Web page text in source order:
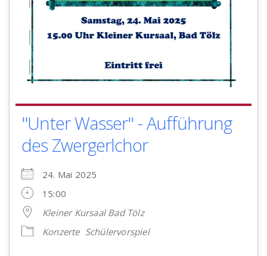
"Unter Wasser" - Aufführung
des Zwergerlchor
24. Mai 2025
15:00
Kleiner Kursaal Bad Tölz
Konzerte Schülervorspiel